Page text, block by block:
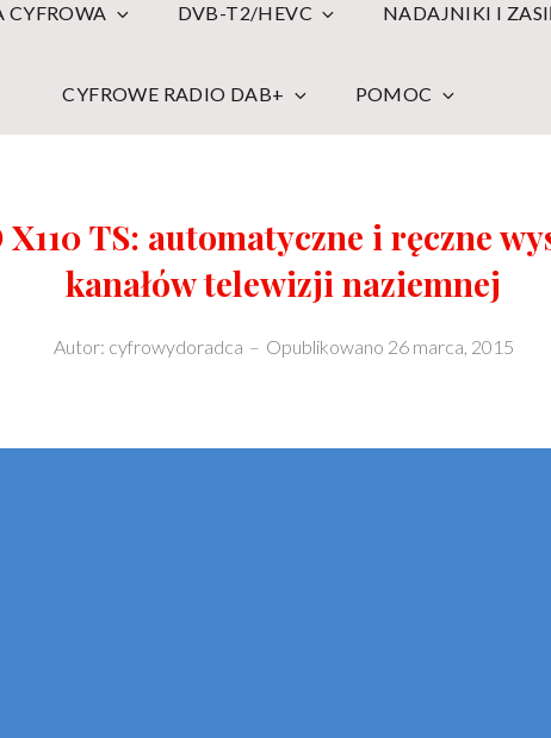
CYFROWA DVB-T2/HEVC NADAJNIKI I
CYFROWE RADIO DAB+ POMOC
TS: automatyczne i ręczne
kanałów telewizji naziemnej
Autor: cyfrowydoradca – Opublikowano 26 marca, 2015